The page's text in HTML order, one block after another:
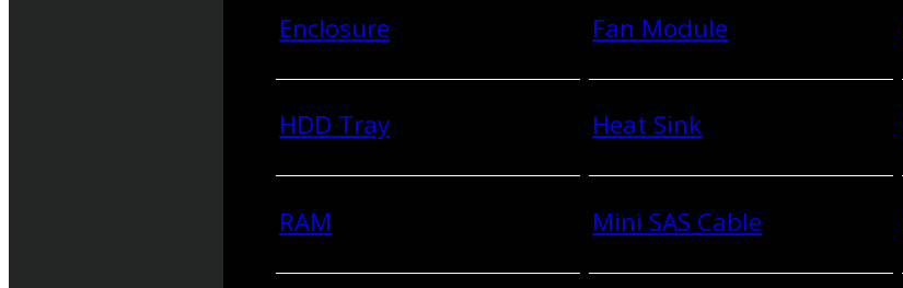
Enclosure Fan Module
HDD Tray Heat Sink
RAM Mini SAS Cable